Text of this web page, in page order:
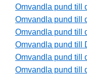
Omvandla pund till
Omvandla pund till
Omvandla pund till
Omvandla pund till
Omvandla pund till
Omvandla pund till